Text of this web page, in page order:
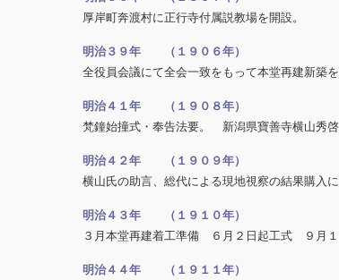
厚岸町奔渡村に正行寺付属説教場を開設。
明治３９年 （１９０６年）
全役員会議にて全会一致をもって本堂再建新築
明治４１年 （１９０８年）
梵鐘始撞式・奉告法要。 新潟県寶善寺横山秀
明治４２年 （１９０９年）
横山氏の助言、総代による現地視察の結果購入
明治４３年 （１９１０年）
３月本堂再建着工準備 ６月２日起工式 ９月
明治４４年 （１９１１年）